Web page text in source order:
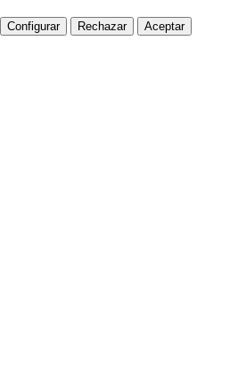
Configurar Rechazar Aceptar